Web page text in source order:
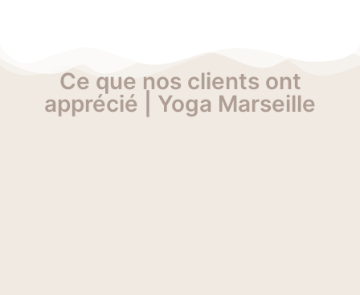
Ce que nos clients ont
apprécié | Yoga Marseille